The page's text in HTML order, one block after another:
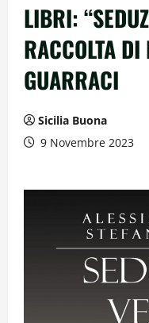
LIBRI:
RACCOLTA
GUARRACI
Sicilia Buona
9 Novembre 2023